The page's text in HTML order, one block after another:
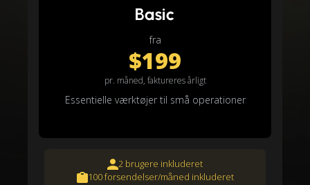
Basic
fra
$199
pr. måned, faktureres årligt
Essentielle værktøjer til små operationer
2 brugere inkluderet
100 forsendelser/måned inkluderet